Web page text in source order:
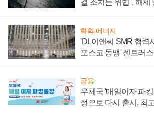
결 조치는 위법", 해제
화학·에너지
'DL이앤씨 SMR 협력
포스코 동맹' 센트러
금융
우체국 '매일이자 파
정으로 다시 출시, 최